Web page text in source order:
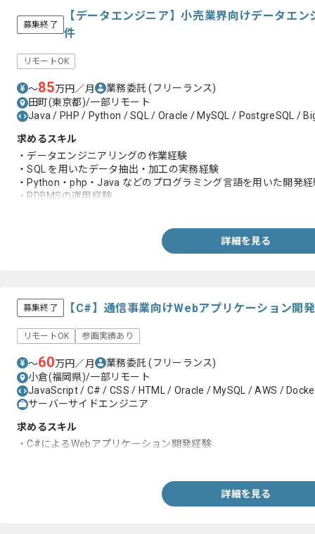
募集終了
【データエンジニア】小売業界向けデータエ
件
リモートOK
〜85万円／月 業務委託(フリーランス)
田町(東京都)/一部リモート
Java / PHP / Python / SQL / Oracle / MySQL / PostgreSQL /
求めるスキル
・データエンジニアリングの作業経験
・SQL を用いたデータ抽出・加工の実務経験
・Python・php・Java などのプログラミング言語を用いた開発経
・RDBMSの運用経験
・ETL/ELTツールを用いたデータ連携の構築経験詳細を見る
募集終了 【C#】通信事業向けWebアプリケーション開
リモートOK 参画実績あり
〜60万円／月 業務委託(フリーランス)
小倉(福岡県)/一部リモート
JavaScript / C# / CSS / HTML / Oracle / MySQL / AWS /
サーバーサイドエンジニア
求めるスキル
・C#によるWebアプリケーション開発経験
詳細を見る